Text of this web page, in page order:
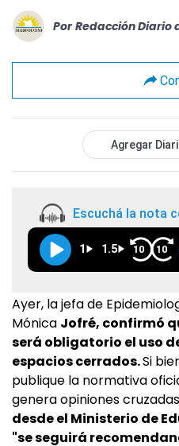
Por Redacción Diario
Agregar
Escuchá la nota
1 1.5 10 10
Ayer, la jefa de
Mónica Jofré, confirmó
será obligatorio el uso
espacios cerrados.Si
publique la normativa
genera opiniones
desde el Ministerio de
"se seguirá